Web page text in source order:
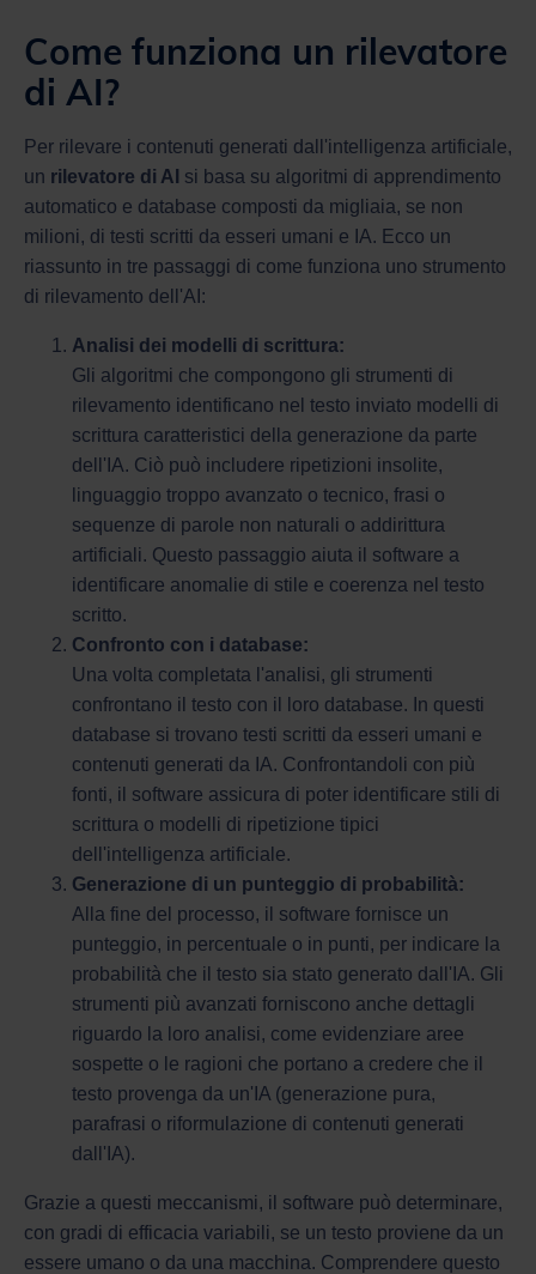
Come funziona un rilevatore
di AI?
Per rilevare i contenuti generati dall'intelligenza artificiale,
un rilevatore di AI si basa su algoritmi di apprendimento
automatico e database composti da migliaia, se non
milioni, di testi scritti da esseri umani e IA. Ecco un
riassunto in tre passaggi di come funziona uno strumento
di rilevamento dell'AI:
Analisi dei modelli di scrittura:
Gli algoritmi che compongono gli strumenti di
rilevamento identificano nel testo inviato modelli di
scrittura caratteristici della generazione da parte
dell'IA. Ciò può includere ripetizioni insolite,
linguaggio troppo avanzato o tecnico, frasi o
sequenze di parole non naturali o addirittura
artificiali. Questo passaggio aiuta il software a
identificare anomalie di stile e coerenza nel testo
scritto.
Confronto con i database:
Una volta completata l'analisi, gli strumenti
confrontano il testo con il loro database. In questi
database si trovano testi scritti da esseri umani e
contenuti generati da IA. Confrontandoli con più
fonti, il software assicura di poter identificare stili di
scrittura o modelli di ripetizione tipici
dell'intelligenza artificiale.
Generazione di un punteggio di probabilità:
Alla fine del processo, il software fornisce un
punteggio, in percentuale o in punti, per indicare la
probabilità che il testo sia stato generato dall'IA. Gli
strumenti più avanzati forniscono anche dettagli
riguardo la loro analisi, come evidenziare aree
sospette o le ragioni che portano a credere che il
testo provenga da un'IA (generazione pura,
parafrasi o riformulazione di contenuti generati
dall'IA).
Grazie a questi meccanismi, il software può determinare,
con gradi di efficacia variabili, se un testo proviene da un
essere umano o da una macchina. Comprendere questo